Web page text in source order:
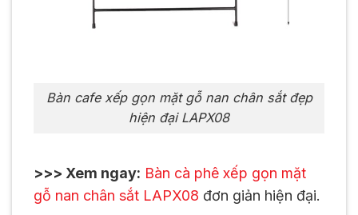
Bàn cafe xếp gọn mặt gỗ nan chân sắt đẹp
hiện đại LAPX08
>>> Xem ngay: Bàn cà phê xếp gọn mặt
gỗ nan chân sắt LAPX08 đơn giản hiện đại.